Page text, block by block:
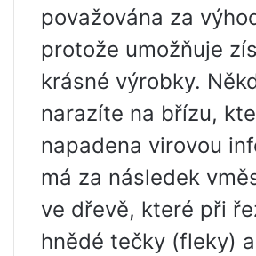
považována za
protože umožňuje
krásné výrobky.
narazíte na břízu,
napadena virovou
má za následek
ve dřevě, které při
hnědé tečky (fleky)